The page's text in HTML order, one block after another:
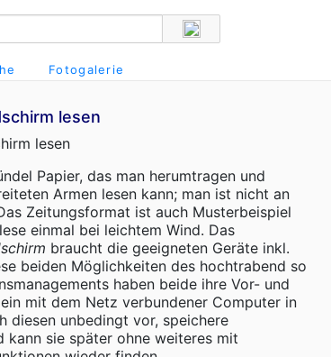
Fotogalerie
lesen
lesen
Papier, das man herumtragen und
Armen lesen kann; man ist nicht an
Zeitungsformat ist auch Musterbeispiel
einmal bei leichtem Wind. Das
braucht die geeigneten Geräte inkl.
beiden Möglichkeiten des hochtrabend so
haben beide ihre Vor- und
mit dem Netz verbundener Computer in
diesen unbedingt vor, speichere
kann sie später ohne weiteres mit